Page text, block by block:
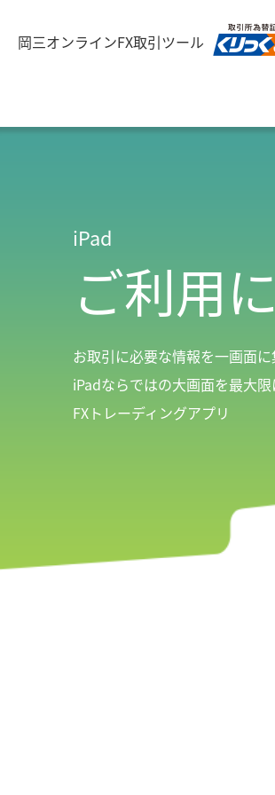
岡三オンラインFX取引ツール
iPad
ご利用
お取引に必要な情報を一画面に
iPadならではの大画面を最大
FXトレーディングアプリ